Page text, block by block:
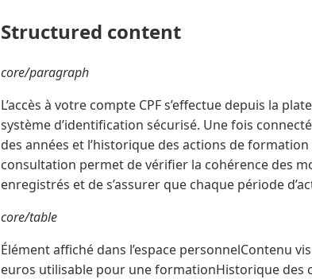
Structured content
core/paragraph
L’accès à votre compte CPF s’effectue depuis la
système d’identification sécurisé. Une fois
des années et l’historique des actions de
consultation permet de vérifier la cohérence des
enregistrés et de s’assurer que chaque période
core/table
Élément affiché dans l’espace personnelContenu
euros utilisable pour une formationHistorique des